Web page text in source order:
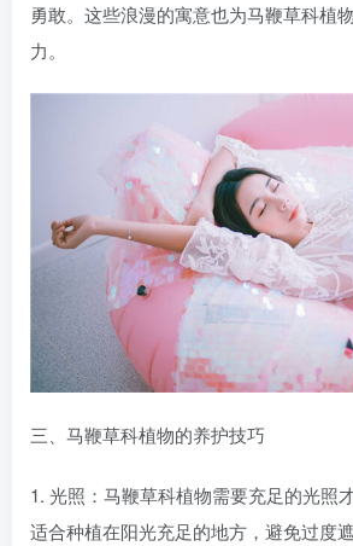
勇敢。这些浪漫的寓意也为马鞭草科植
力。
三、马鞭草科植物的养护技巧
1. 光照：马鞭草科植物需要充足的光照
适合种植在阳光充足的地方，避免过度遮